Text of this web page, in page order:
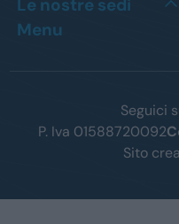
Le nostre sedi
Menu
Seguici
P. Iva 01588720092
Sito